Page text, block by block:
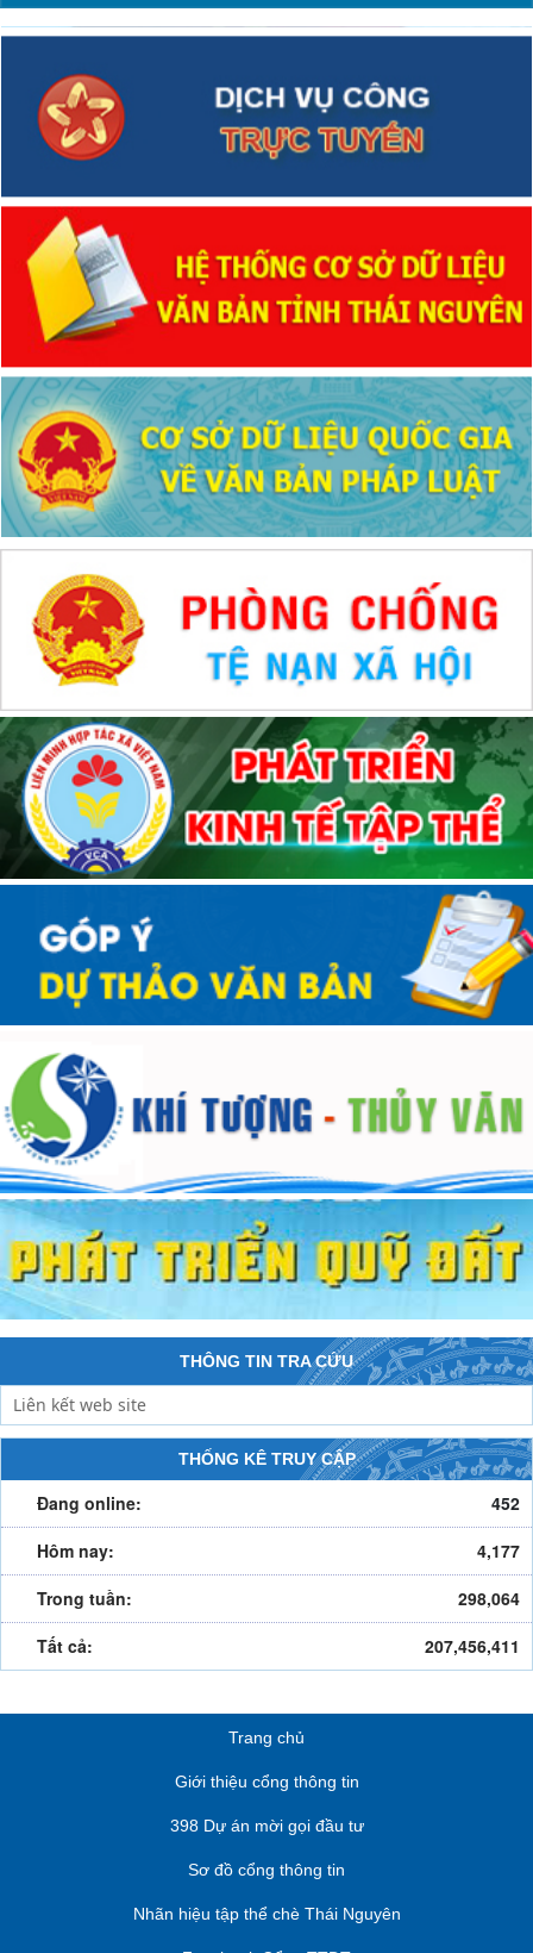
THÔNG TIN TRA CỨU
THỐNG KÊ TRUY CẬP
Đang online:
452
Hôm nay:
4,177
Trong tuần:
298,064
Tất cả:
207,456,411
Trang chủ
Giới thiệu cổng thông tin
398 Dự án mời gọi đầu tư
Sơ đồ cổng thông tin
Nhãn hiệu tập thể chè Thái Nguyên